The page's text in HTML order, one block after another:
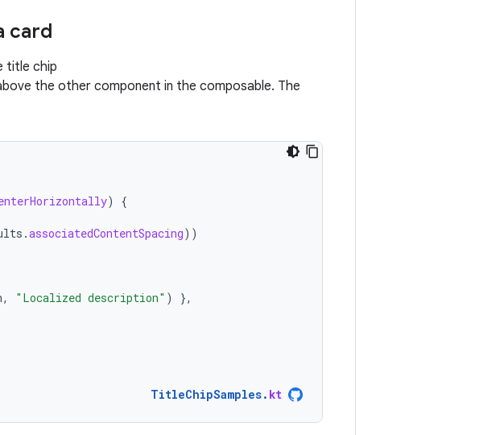
card
title chip
the other component in the composable. The
)
{
.associatedContentSpacing))
, "Localized description" )
},
TitleChipSamples. kt